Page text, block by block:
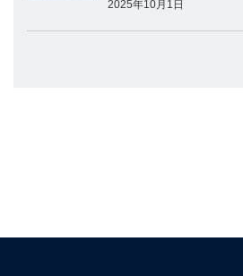
2025年10月1日